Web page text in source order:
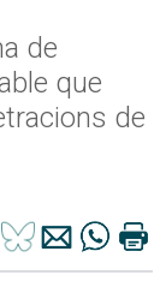
de
que
de